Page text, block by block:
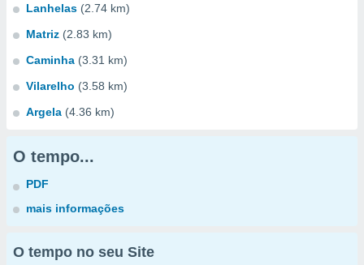
Lanhelas (2.74 km)
Matriz (2.83 km)
Caminha (3.31 km)
Vilarelho (3.58 km)
Argela (4.36 km)
O tempo...
PDF
mais informações
O tempo no seu Site